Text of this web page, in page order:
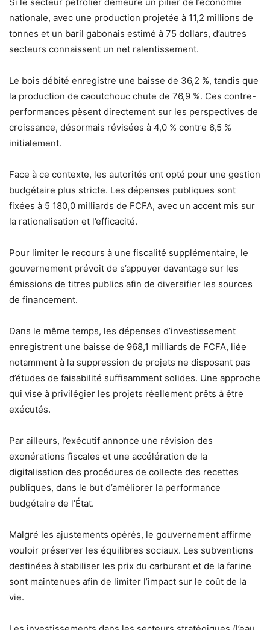
nationale, avec une production projetée à 11,2 millions de
tonnes et un baril gabonais estimé à 75 dollars, d’autres
secteurs connaissent un net ralentissement.
Le bois débité enregistre une baisse de 36,2 %, tandis que
la production de caoutchouc chute de 76,9 %. Ces contre-
performances pèsent directement sur les perspectives de
croissance, désormais révisées à 4,0 % contre 6,5 %
initialement.
Face à ce contexte, les autorités ont opté pour une gestion
budgétaire plus stricte. Les dépenses publiques sont
fixées à 5 180,0 milliards de FCFA, avec un accent mis sur
la rationalisation et l’efficacité.
Pour limiter le recours à une fiscalité supplémentaire, le
gouvernement prévoit de s’appuyer davantage sur les
émissions de titres publics afin de diversifier les sources
de financement.
Dans le même temps, les dépenses d’investissement
enregistrent une baisse de 968,1 milliards de FCFA, liée
notamment à la suppression de projets ne disposant pas
d’études de faisabilité suffisamment solides. Une approche
qui vise à privilégier les projets réellement prêts à être
exécutés.
Par ailleurs, l’exécutif annonce une révision des
exonérations fiscales et une accélération de la
digitalisation des procédures de collecte des recettes
publiques, dans le but d’améliorer la performance
budgétaire de l’État.
Malgré les ajustements opérés, le gouvernement affirme
vouloir préserver les équilibres sociaux. Les subventions
destinées à stabiliser les prix du carburant et de la farine
sont maintenues afin de limiter l’impact sur le coût de la
vie.